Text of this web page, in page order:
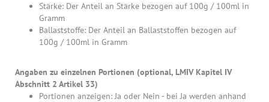
Stärke: Der Anteil an Stärke bezogen auf 100g / 100ml in
Gramm
Ballaststoffe: Der Anteil an Ballaststoffen bezogen auf
100g / 100ml in Gramm
Angaben zu einzelnen Portionen (optional, LMIV Kapitel IV
Abschnitt 2 Artikel 33)
Portionen anzeigen: Ja oder Nein - bei Ja werden anhand